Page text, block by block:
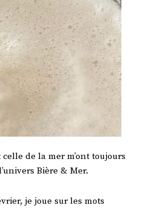
de la mer m’ont toujours
Bière & Mer.
je joue sur les mots